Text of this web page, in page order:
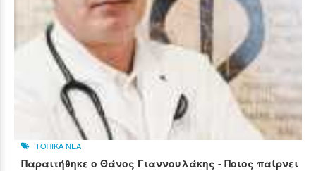
ΤΟΠΙΚΑ ΝΕΑ
Παραιτήθηκε ο Θάνος Γιαννουλάκης - Ποιος παίρνει